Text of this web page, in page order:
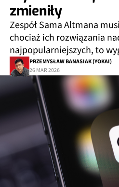
zmieniły
Zespół Sama Altmana
chociaż ich rozwiązania
najpopularniejszych, to
PRZEMYSŁAW BANASIAK (YOKAI)
26 MAR 2026